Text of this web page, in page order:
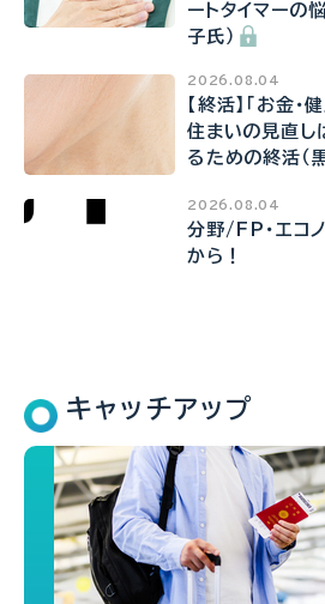
ートタイマーの
子氏）
2026.08.04
【終活】「お金・
住まいの見直し
るための終活（
2026.08.04
分野/FP・エコ
から！
キャッチアップ